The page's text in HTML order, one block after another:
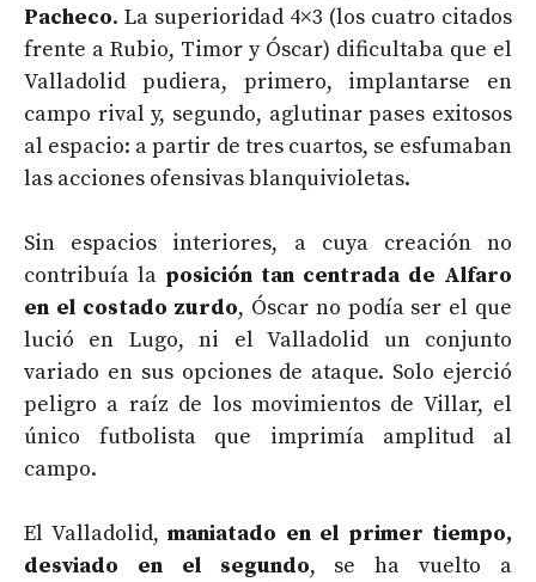
Pacheco. La superioridad 4×3 (los cuatro citados
frente a Rubio, Timor y Óscar) dificultaba que el
Valladolid pudiera, primero, implantarse en
campo rival y, segundo, aglutinar pases exitosos
al espacio: a partir de tres cuartos, se esfumaban
las acciones ofensivas blanquivioletas.
Sin espacios interiores, a cuya creación no
contribuía la posición tan centrada de Alfaro
en el costado zurdo, Óscar no podía ser el que
lució en Lugo, ni el Valladolid un conjunto
variado en sus opciones de ataque. Solo ejerció
peligro a raíz de los movimientos de Villar, el
único futbolista que imprimía amplitud al
campo.
El Valladolid, maniatado en el primer tiempo,
desviado en el segundo, se ha vuelto a